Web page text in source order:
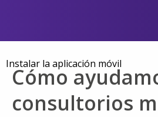
Básicos del cuidado de
Nuestros servicios
Instalar la aplicación móvil
Cómo
consultorios